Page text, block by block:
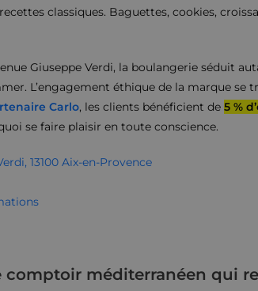
classiques. Baguettes, cookies,
Giuseppe Verdi, la boulangerie séduit
L’engagement éthique de la marque
Carlo, les clients bénéficient de 5 %
se faire plaisir en toute conscience.
13100 Aix-en-Provence
comptoir méditerranéen qui